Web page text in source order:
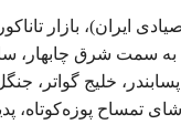
ایران)، بازار
سمت شرق چابهار،
خلیج گواتر،
تمساح پوزه‌کوتاه،